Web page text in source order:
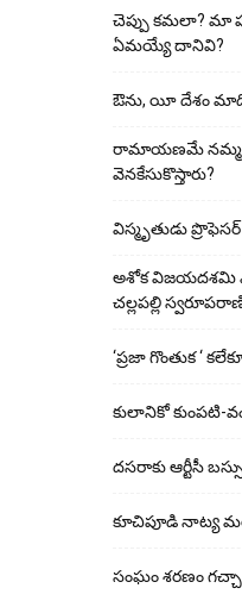
చెప్పు క‌మ‌లా? మా
ఏమయ్యే దానివి?
ఔను, యీ దేశం
రామాయణమే
వెనకేసుకొస్తారు?
విస్మృతుడు ప్రొఫెసర్
అశోక విజ‌య‌ద‌శ‌మి
చల్లపల్లి
‘ప్రజా గొంతుక ‘
కులానికో కుంప‌టి-
ద‌స‌రాకు ఆర్టీసీ
కూచిపూడి నాట్య
సంఘం శరణం